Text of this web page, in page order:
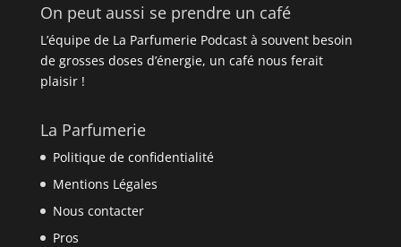
On peut aussi se prendre un café
L’équipe de La Parfumerie Podcast à souvent besoin
de grosses doses d’énergie, un café nous ferait
plaisir !
La Parfumerie
Politique de confidentialité
Mentions Légales
Nous contacter
Pros